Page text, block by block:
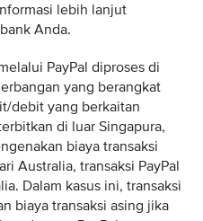
lebih lanjut
Anda.
PayPal diproses di
yang berangkat
debit yang berkaitan
di luar Singapura,
biaya transaksi
Australia, transaksi PayPal
Dalam kasus ini, transaksi
biaya transaksi asing jika